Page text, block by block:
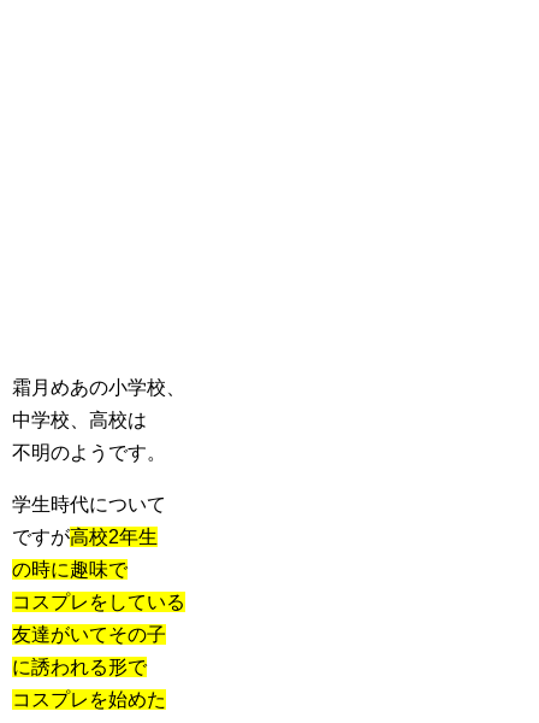
霜月めあの小学校、
中学校、高校は
不明のようです。
学生時代について
ですが高校2年生
の時に趣味で
コスプレをしている
友達がいてその子
に誘われる形で
コスプレを始めた